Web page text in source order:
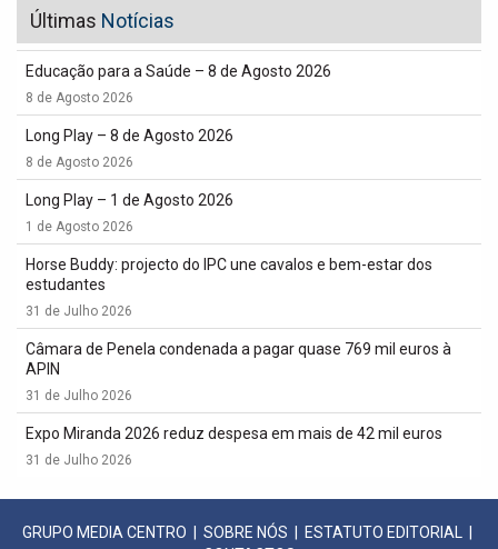
Últimas Notícias
Educação para a Saúde – 8 de Agosto 2026
8 de Agosto 2026
Long Play – 8 de Agosto 2026
8 de Agosto 2026
Long Play – 1 de Agosto 2026
1 de Agosto 2026
Horse Buddy: projecto do IPC une cavalos e bem-estar dos
estudantes
31 de Julho 2026
Câmara de Penela condenada a pagar quase 769 mil euros à
APIN
31 de Julho 2026
Expo Miranda 2026 reduz despesa em mais de 42 mil euros
31 de Julho 2026
GRUPO MEDIA CENTRO SOBRE NÓS ESTATUTO EDITORIAL